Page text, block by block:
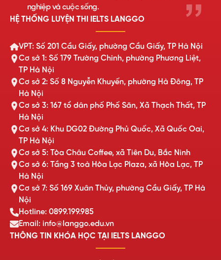
nghiệp và cuộc sống.
HỆ THỐNG LUYỆN THI IELTS LANGGO
VPT: Số 201 Cầu Giấy, phường Cầu Giấy, TP Hà Nội
Cơ sở 1: Số 179 Trường Chinh, phường Phương Liệt,
TP Hà Nội
Cơ sở 2: Số 8 Nguyễn Khuyến, phường Hà Đông, TP
Hà Nội
Cơ sở 3: 167 tổ dân phố Phố Săn, Xã Thạch Thất, TP
Hà Nội
Cơ sở 4: Khu DG02 Đường Phủ Quốc, Xã Quốc Oai,
TP Hà Nội
Cơ sở 5: Tòa Châu Coffee, xã Tiên Du, Bắc Ninh
Cơ sở 6: Tầng 3 toà Hòa Lạc Plaza, xã Hòa Lạc, TP
Hà Nội
Cơ sở 7: Số 169 Xuân Thủy, phường Cầu Giấy, TP Hà
Nội
Hotline: 0899.199.985
Email: info@langgo.edu.vn
THÔNG TIN KHÓA HỌC TẠI IELTS LANGGO